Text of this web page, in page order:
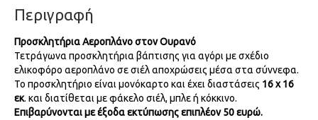
Περιγραφή
Προσκλητήρια Αεροπλάνο στον Ουρανό
Τετράγωνα προσκλητήρια βάπτισης για αγόρι με σχέδιο
ελικοφόρο αεροπλάνο σε σιέλ αποχρώσεις μέσα στα σύννεφα.
Το προσκλητήριο είναι μονόκαρτο και έχει διαστάσεις 16 x 16
εκ. και διατίθεται με φάκελο σιέλ, μπλε ή κόκκινο.
Επιβαρύνονται με έξοδα εκτύπωσης επιπλέον 50 ευρώ.